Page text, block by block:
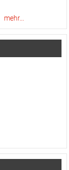
mehr...